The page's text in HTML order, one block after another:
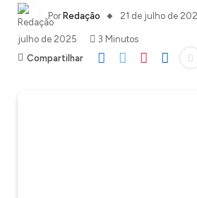
Por Redação 21 de julho de
julho de 2025
3 Minutos
Compartilhar